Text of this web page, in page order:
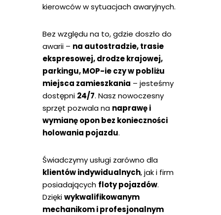
kierowców w sytuacjach awaryjnych.
Bez względu na to, gdzie doszło do
awarii – na autostradzie, trasie
ekspresowej, drodze krajowej,
parkingu, MOP-ie czy w pobliżu
miejsca zamieszkania – jesteśmy
dostępni 24/7. Nasz nowoczesny
sprzęt pozwala na naprawę i
wymianę opon bez konieczności
holowania pojazdu.
Świadczymy usługi zarówno dla
klientów indywidualnych, jak i firm
posiadających floty pojazdów.
Dziękiwykwalifikowanym
mechanikom i profesjonalnym